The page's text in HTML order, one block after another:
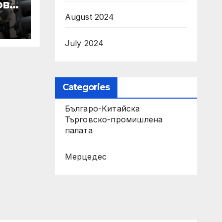
August 2024
July 2024
Categories
Българо-Китайска
Търговско-промишлена
палaта
Мерцедес